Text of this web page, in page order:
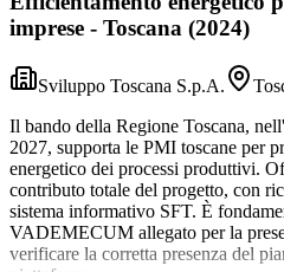
imprese - Toscana (2024)
Sviluppo Toscana S.p.A.
Il bando della Regione Toscana,
2027, supporta le PMI toscane per
energetico dei processi produttivi.
contributo totale del progetto, con
sistema informativo SFT. È
VADEMECUM allegato per la
verificare la corretta presenza del